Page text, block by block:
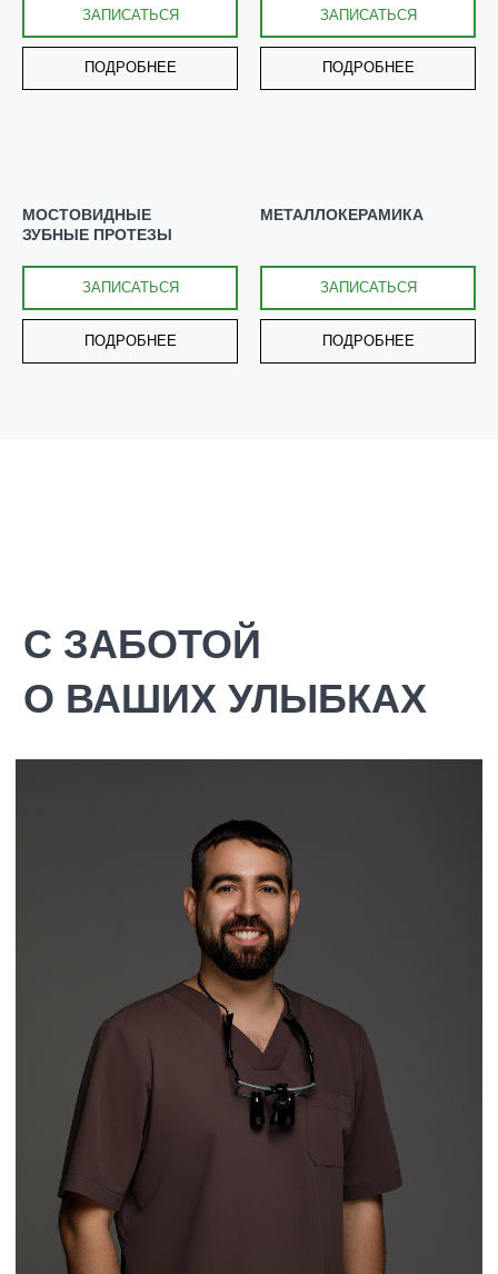
ЗАПИСАТЬСЯ
ПОДРОБНЕЕ
ЗАПИСАТЬСЯ
ПОДРОБНЕЕ
МОСТОВИДНЫЕ
ЗУБНЫЕ ПРОТЕЗЫ
ЗАПИСАТЬСЯ
ПОДРОБНЕЕ
МЕТАЛЛОКЕРАМИКА
ЗАПИСАТЬСЯ
ПОДРОБНЕЕ
ортопед, хирург
Врач стоматолог-терапевт
ИВАН АНДРЕЕВИЧ ЛЯЗГИН
ОЛЬГА АЛЕКСЕЕВНА
ЛЯЗГИНА
С ЗАБОТОЙ